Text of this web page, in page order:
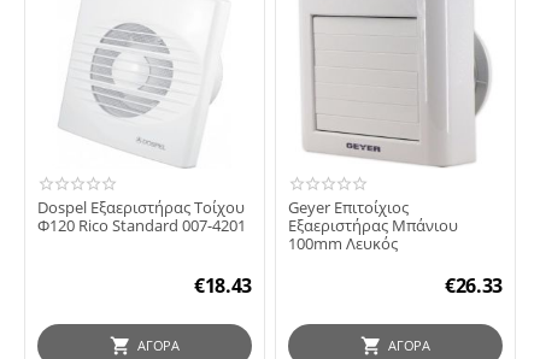
Dospel Εξαεριστήρας Τοίχου
Φ120 Rico Standard 007-4201
€18.43
ΑΓΟΡΆ
Geyer Επιτοίχιος
Εξαεριστήρας Μπάνιου
100mm Λευκός
€26.33
ΑΓΟΡΆ